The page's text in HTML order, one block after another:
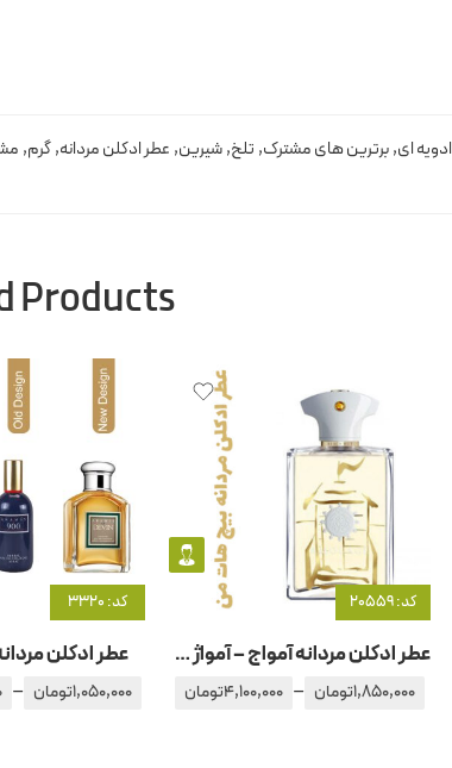
ادویه ای,برترین های مشترک, تلخ,شیرین, عطر ادکلن مردانه,گرم,
Products…
کد: 20559
عطر ادکلن مردانه آمواج – آمواژ بیچ هات من مردانه
1,850,000تومان –
4,100,000تومان
کد: 3320
عطر ادکلن مردانه
1,050,000تومان –